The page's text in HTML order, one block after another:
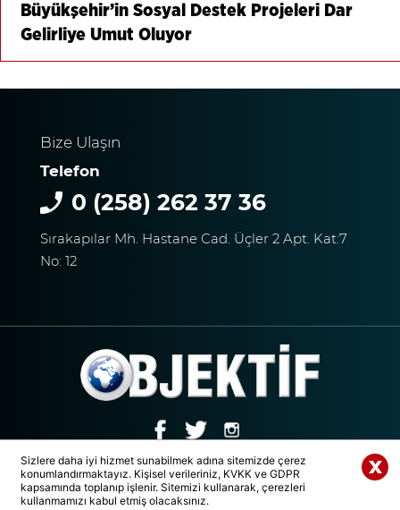
Sizlere daha iyi hizmet sunabilmek adına sitemizde çerez
konumlandırmaktayız. Kişisel verileriniz, KVKK ve GDPR
kapsamında toplanıp işlenir. Sitemizi kullanarak, çerezleri
kullanmamızı kabul etmiş olacaksınız.
Whatsapp Paylaş
Büyükşehir’in Sosyal Destek Projeleri Dar
Gelirliye Umut Oluyor
Bize Ulaşın
Telefon
0 (258) 262 37 36
Sırakapılar Mh. Hastane Cad. Üçler 2 Apt. Kat:7
No: 12
© 2020 Tüm Hakları Saklıdır. | DENİZLİ OBJEKTİF MEDYA GRUBU